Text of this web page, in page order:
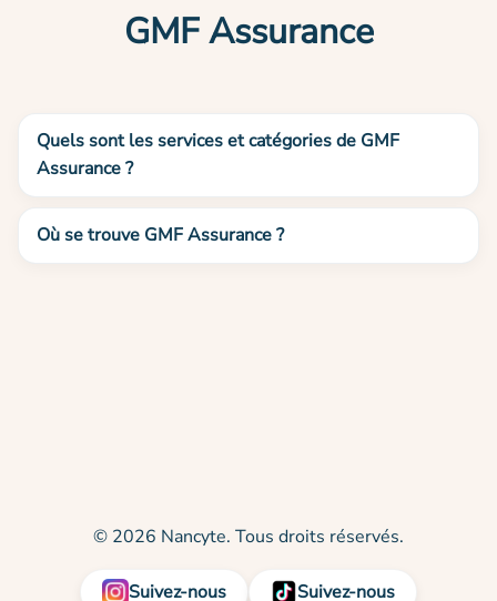
GMF Assurance
Quels sont les services et catégories de GMF
Assurance ?
Où se trouve GMF Assurance ?
© 2026 Nancyte. Tous droits réservés.
Suivez-nous Suivez-nous